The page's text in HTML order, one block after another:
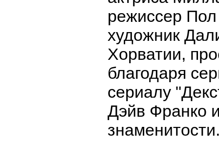
режиссер
художник
Хорватии,
благодаря
сериалу
Дэйв Франко